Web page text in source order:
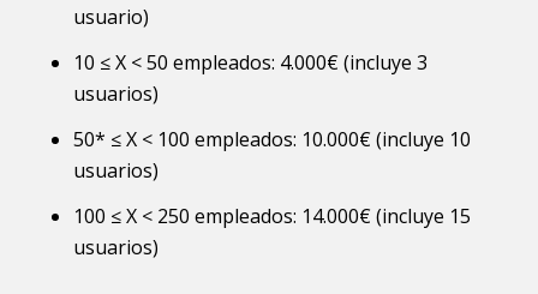
usuario)
10 ≤ X < 50 empleados: 4.000€ (incluye 3
usuarios)
50* ≤ X < 100 empleados: 10.000€ (incluye 10
usuarios)
100 ≤ X < 250 empleados: 14.000€ (incluye 15
usuarios)